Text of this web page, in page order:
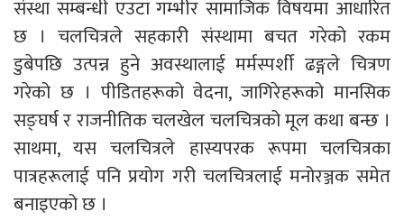
संस्था सम्बन्धी एउटा गम्भीर सामाजिक विषयमा आधारित
छ । चलचित्रले सहकारी संस्थामा बचत गरेको रकम
डुबेपछि उत्पन्न हुने अवस्थालाई मर्मस्पर्शी ढङ्गले चित्रण
गरेको छ । पीडितहरूको वेदना, जागिरेहरूको मानसिक
सङ्घर्ष र राजनीतिक चलखेल चलचित्रको मूल कथा बन्छ ।
साथमा, यस चलचित्रले हास्यपरक रूपमा चलचित्रका
पात्रहरूलाई पनि प्रयोग गरी चलचित्रलाई मनोरञ्जक समेत
बनाइएको छ ।